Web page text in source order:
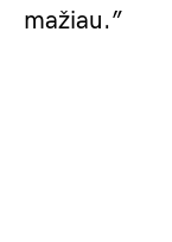
mažiau.”